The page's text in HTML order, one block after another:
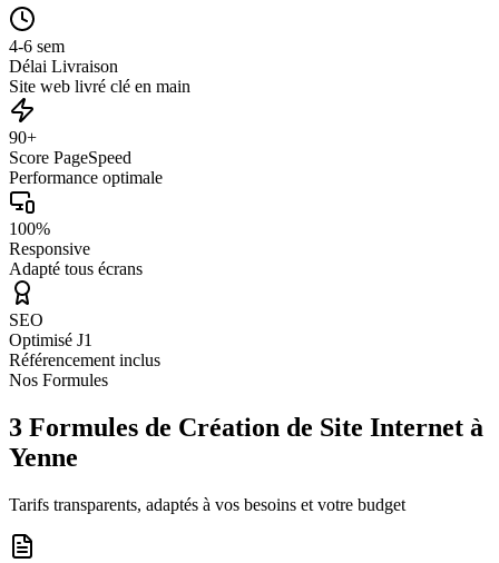
4-6 sem
Délai Livraison
Site web livré clé en main
90+
Score PageSpeed
Performance optimale
100%
Responsive
Adapté tous écrans
SEO
Optimisé J1
Référencement inclus
Nos Formules
3 Formules de Création de Site Internet à
Yenne
Tarifs transparents, adaptés à vos besoins et votre budget